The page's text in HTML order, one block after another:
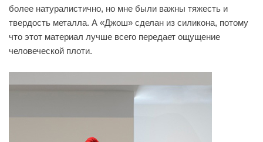
более натуралистично, но мне были важны тяжесть и
твердость металла. А «Джош» сделан из силикона, потому
что этот материал лучше всего передает ощущение
человеческой плоти.